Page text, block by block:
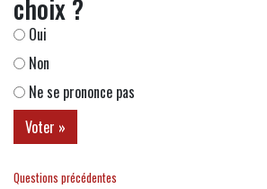
choix ?
Oui
Non
Ne se prononce pas
Questions précédentes